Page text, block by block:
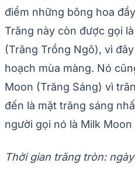
điểm những bông hoa
Trăng này còn được gọi
(Trăng Trồng Ngô), vì
hoạch mùa màng. Nó
Moon (Trăng Sáng) vì
đến là mặt trăng sáng
người gọi nó là Milk Moon
Thời gian trăng tròn: ngày